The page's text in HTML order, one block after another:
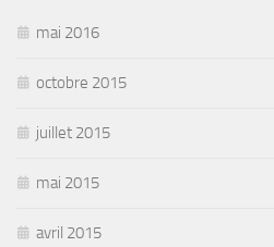
mai 2016
octobre 2015
juillet 2015
mai 2015
avril 2015